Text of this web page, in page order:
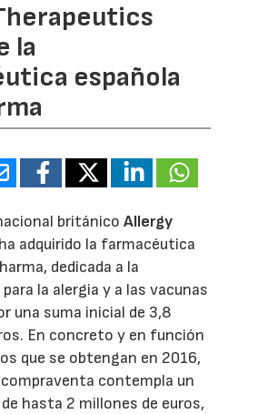
la
española
británicoAllergy
ha adquirido la farmacéutica
dedicada a la
la alergia y a las vacunas
una suma inicial de 3,8
En concreto y en función
que se obtengan en 2016,
contempla un
hasta 2 millones de euros,